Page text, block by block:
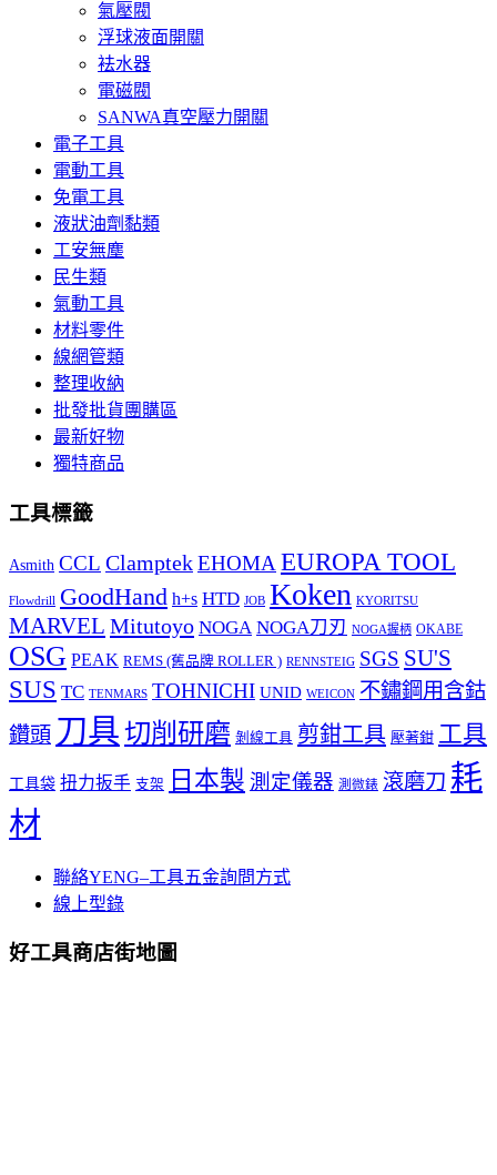
氣壓閥
浮球液面開關
袪水器
電磁閥
SANWA真空壓力開關
電子工具
電動工具
免電工具
液狀油劑黏類
工安無塵
民生類
氣動工具
材料零件
線網管類
整理收納
批發批貨團購區
最新好物
獨特商品
工具標籤
Asmith CCL ClamptekEHOMA EUROPA TOOL
Flowdrill GoodHand h+s HTD JOB Koken KYORITSU
MARVEL Mitutoyo NOGA NOGA刀刃 NOGA握柄 OKABE
OSG PEAK REMS (舊品牌 ROLLER ) RENNSTEIG SGS SU'S
SUS TC TENMARS TOHNICHI UNID WEICON 不鏽鋼用含鈷
鑽頭 刀具切削研磨 剝線工具 剪鉗工具 壓著鉗 工具
工具袋 扭力扳手 支架 日本製 測定儀器 測微錶 滾磨刀 耗
材
聯絡YENG–工具五金詢問方式
線上型錄
好工具商店街地圖